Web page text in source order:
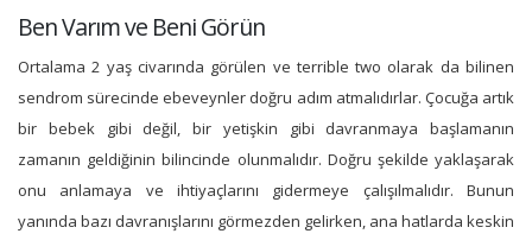
Ben Varım ve Beni Görün
Ortalama 2 yaş civarında görülen ve terrible two olarak da bilinen
sendrom sürecinde ebeveynler doğru adım atmalıdırlar. Çocuğa artık
bir bebek gibi değil, bir yetişkin gibi davranmaya başlamanın
zamanın geldiğinin bilincinde olunmalıdır. Doğru şekilde yaklaşarak
onu anlamaya ve ihtiyaçlarını gidermeye çalışılmalıdır. Bunun
yanında bazı davranışlarını görmezden gelirken, ana hatlarda keskin